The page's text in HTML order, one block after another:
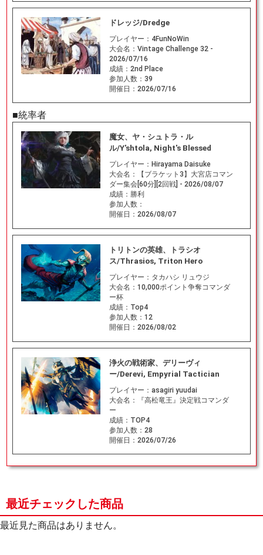
ドレッジ/Dredge
プレイヤー： 4FunNoWin
大会名： Vintage Challenge 32 -
2026/07/16
成績： 2nd Place
参加人数： 39
開催日： 2026/07/16
■統率者
魔女、ヤ・シュトラ・ル
ル/Y'shtola, Night's Blessed
プレイヤー： Hirayama Daisuke
大会名：
【ブラケット3】大宮店コマン
ダー集会[60分][2回戦] - 2026/08/07
成績： 勝利
参加人数：
開催日： 2026/08/07
トリトンの英雄、トラシオ
ス/Thrasios, Triton Hero
プレイヤー： タカハシ リュウジ
大会名： 10,000ポイント争奪コマンダ
ー杯
成績： Top4
参加人数： 12
開催日： 2026/08/02
浄火の戦術家、デリーヴィ
ー/Derevi, Empyrial Tactician
プレイヤー： asagiri yuudai
大会名：
『高松竜王』決定戦コマンダ
ー
成績： TOP4
参加人数： 28
開催日： 2026/07/26
最近チェックした商品
最近見た商品はありません。